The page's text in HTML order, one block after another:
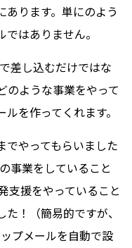
あります。単にのよう
はありません。
差し込むだけではな
のような事業をやって
を作ってくれます。
でやってもらいました
事業をしていること
支援をやっていること
！（簡易的ですが、
プメールを自動で設